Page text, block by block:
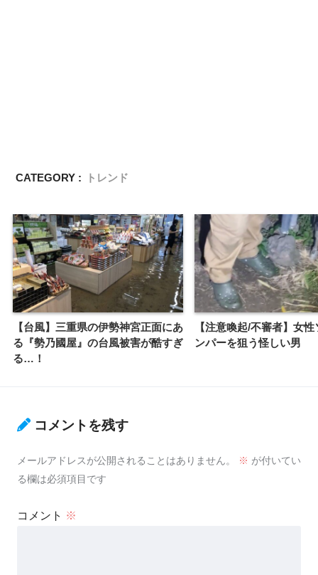
CATEGORY : トレンド
【台風】三重県の伊勢神宮正面にあ
る『勢乃國屋』の台風被害が酷すぎ
る…！
【注意喚起/不審者】女
ンパーを狙う怪しい男
コメントを残す
メールアドレスが公開されることはありません。 ※ が付いてい
る欄は必須項目です
コメント ※